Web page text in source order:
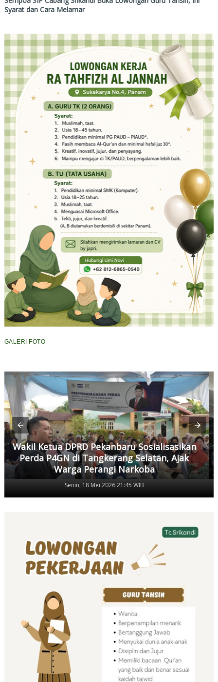
Syarat dan Cara Melamar
GALERI FOTO
Wakil Ketua DPRD Pekanbaru Sosialisasikan
Perda P4GN di Tangkerang Selatan, Ajak
Warga Perangi Narkoba
Senin, 18 Mei 2026 21:45 WIB